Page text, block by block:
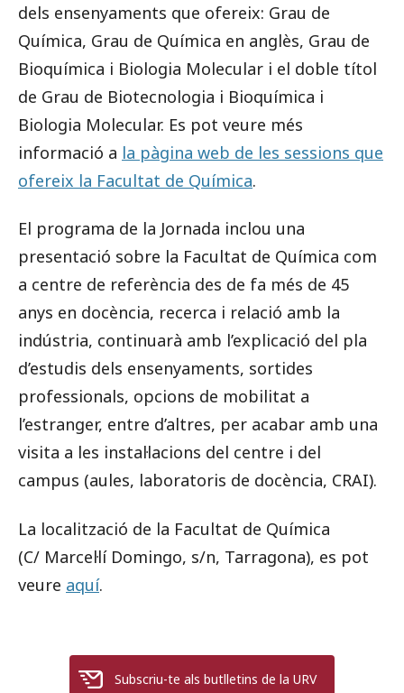
dels ensenyaments que ofereix: Grau de
Química, Grau de Química en anglès, Grau de
Bioquímica i Biologia Molecular i el doble títol
de Grau de Biotecnologia i Bioquímica i
Biologia Molecular. Es pot veure més
informació a la pàgina web de les sessions que
ofereix la Facultat de Química.
El programa de la Jornada inclou una
presentació sobre la Facultat de Química com
a centre de referència des de fa més de 45
anys en docència, recerca i relació amb la
indústria, continuarà amb l’explicació del pla
d’estudis dels ensenyaments, sortides
professionals, opcions de mobilitat a
l’estranger, entre d’altres, per acabar amb una
visita a les instal·lacions del centre i del
campus (aules, laboratoris de docència, CRAI).
La localització de la Facultat de Química
(C/ Marcel·lí Domingo, s/n, Tarragona), es pot
veure aquí.
Subscriu-te als butlletins de la URV